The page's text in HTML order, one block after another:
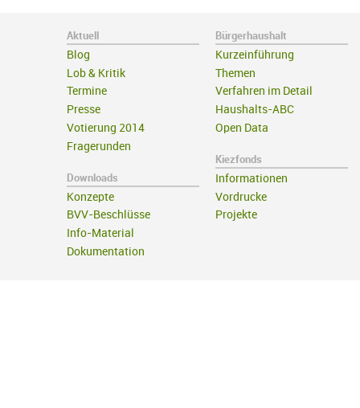
Aktuell
Blog
Lob & Kritik
Termine
Presse
Votierung 2014
Fragerunden
Downloads
Konzepte
BVV-Beschlüsse
Info-Material
Dokumentation
Bürgerhaushalt
Kurzeinführung
Themen
Verfahren im Detail
Haushalts-ABC
Open Data
Kiezfonds
Informationen
Vordrucke
Projekte